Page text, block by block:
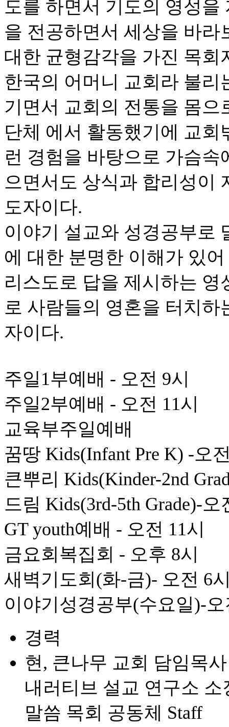
도를 하면서 기도의 영성
을 전공하면서 세상을 바
대한 균형감각을 가진 목회
한국의 어머니 교회라 불
기면서 교회의 전통을 몸으
단체 에서 활동했기에 교
런 경험을 바탕으로 가슴
으면서도 상식과 합리성이
도자이다.
이야기 설교와 성경공부로
에 대한 분명한 이해가 있
리스도로 답을 제시하는
로 사람들의 영혼을 터치
자이다.
주일1부예배 - 오전 9시
주일2부예배 - 오전 11시
교육부주일예배
꿈땅 Kids(Infant Pre K) -오
큰뿌리 Kids(Kinder-2nd
드림 Kids(3rd-5th Grade)-오
GT youth예배 - 오전 11시
금요회복집회 - 오후 8시
새벽기도회(화-금)- 오전 6
이야기성경공부(수요일)-
경력
현, 큰나무 교회 담임목사
내러티브 설교 연구소 소
말씀 목회 공동체 Staff